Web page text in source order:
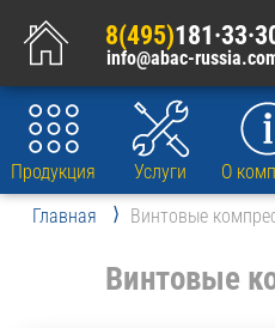
8(495)
info@abac-
Продукция Услуги О
Главная
Винтовые
Винтовые